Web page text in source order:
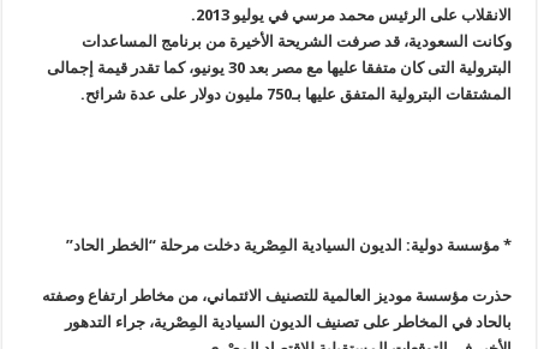
الانقلاب على الرئيس محمد مرسي في يوليو 2013
.
وكانت السعودية، قد صرفت الشريحة الأخيرة من برنامج المساعدات
البترولية التى كان متفقا عليها مع مصر بعد 30 يونيو، كما تقدر قيمة إجمالى
المشتقات البترولية المتفق عليها بـ750 مليون دولار على عدة شرائح
.
* مؤسسة دولية: الديون السيادية المِصْرية دخلت مرحلة “الخطر الحاد”
حذرت مؤسسة موديز العالمية للتصنيف الائتماني، من مخاطر ارتفاع وصفته
بالحاد في المخاطر على تصنيف الديون السيادية المِصْرية، جراء التدهور